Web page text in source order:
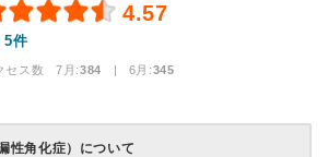
4.57
5件
セス数 7月:384 | 6月:345
性角化症）について